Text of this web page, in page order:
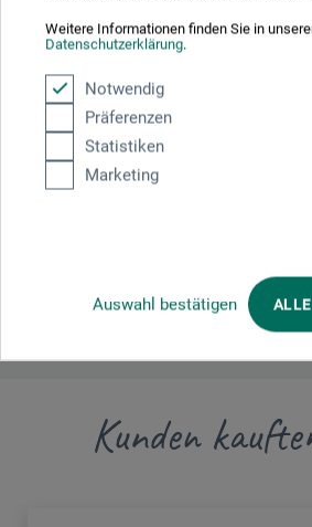
Weitere Informationen finden Sie in
Datenschutzerklärung.
Notwendig
Präferenzen
Statistiken
Marketing
Auswahl bestätigen
Hersteller-
Hier finden Sie die Kontaktdaten
boesner GmbH distribution +
info.dl@boesner.com
Kunden